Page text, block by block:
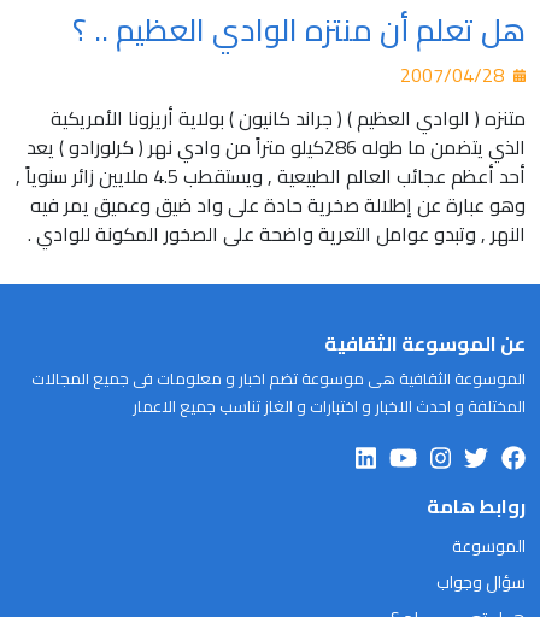
هل تعلم أن منتزه الوادي العظيم .. ؟
متنزه ( الوادي العظيم ) ( جراند كانيون ) بولاية أريزونا الأمريكية
الذي يتضمن ما طوله 286كيلو متراً من وادي نهر ( كرلورادو ) يعد
أحد أعظم عجائب العالم الطبيعية , ويستقطب 4.5 ملايين زائر سنوياً ,
وهو عبارة عن إطلالة صخرية حادة على واد ضيق وعميق يمر فيه
النهر , وتبدو عوامل التعرية واضحة على الصخور المكونة للوادي .
عن الموسوعة الثقافية
الموسوعة الثقافية هى موسوعة تضم اخبار و معلومات فى جميع المجالات
المختلفة و احدث الاخبار و اختبارات و الغاز تناسب جميع الاعمار
روابط هامة
الموسوعة
سؤال وجواب